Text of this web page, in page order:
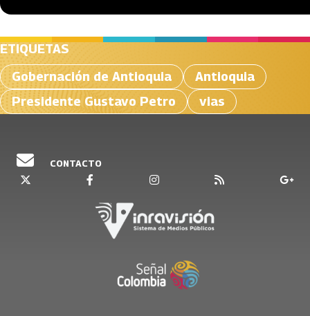
ETIQUETAS
Gobernación de Antioquia
Antioquia
Presidente Gustavo Petro
vias
CONTACTO